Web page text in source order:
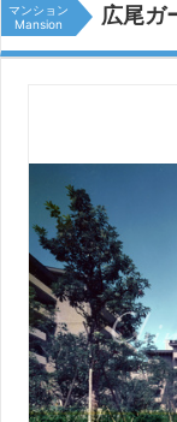
マンション
Mansion
広尾ガ